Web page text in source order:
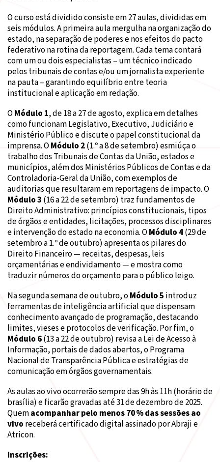
O curso está dividido consiste em 27 aulas, divididas em
seis módulos. A primeira aula mergulha na organização do
estado, na separação de poderes e nos efeitos do pacto
federativo na rotina da reportagem. Cada tema contará
com um ou dois especialistas – um técnico indicado
pelos tribunais de contas e/ou um jornalista experiente
na pauta – garantindo equilíbrio entre teoria
institucional e aplicação em redação.
OMódulo 1, de 18 a 27 de agosto, explica em detalhes
como funcionam Legislativo, Executivo, Judiciário e
Ministério Público e discute o papel constitucional da
imprensa. OMódulo 2(1.º a 8 de setembro) esmiúça o
trabalho dos Tribunais de Contas da União, estados e
municípios, além dos Ministérios Públicos de Contas e da
Controladoria‑Geral da União, com exemplos de
auditorias que resultaram em reportagens de impacto. O
Módulo 3 (16 a 22 de setembro) traz fundamentos de
Direito Administrativo: princípios constitucionais, tipos
de órgãos e entidades, licitações, processos disciplinares
e intervenção do estado na economia. OMódulo 4(29 de
setembro a 1.º de outubro) apresenta os pilares do
Direito Financeiro — receitas, despesas, leis
orçamentárias e endividamento — e mostra como
traduzir números do orçamento para o público leigo.
Na segunda semana de outubro, oMódulo 5 introduz
ferramentas de inteligência artificial que dispensam
conhecimento avançado de programação, destacando
limites, vieses e protocolos de verificação. Por fim, o
Módulo 6(13 a 22 de outubro) revisa a Lei de Acesso à
Informação, portais de dados abertos, o Programa
Nacional de Transparência Pública e estratégias de
comunicação em órgãos governamentais.
As aulas ao vivo ocorrerão sempre das 9h às 11h (horário de
brasília) e ficarão gravadas até 31 de dezembro de 2025.
Quemacompanhar pelo menos 70 % das sessões ao
vivo receberá certificado digital assinado por Abraji e
Atricon.
Inscrições: